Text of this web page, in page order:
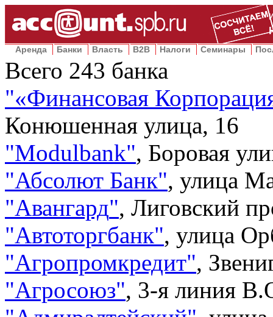
Аренда Банки Власть B2B Налоги Семинары
Всего 243 банка
"«Финансовая
Конюшенная улица, 16
"Modulbank", Боровая
"Абсолют Банк", улица
"Авангард", Лиговский
"Автоторгбанк", улица
"Агропромкредит",
"Агросоюз", 3-я линия